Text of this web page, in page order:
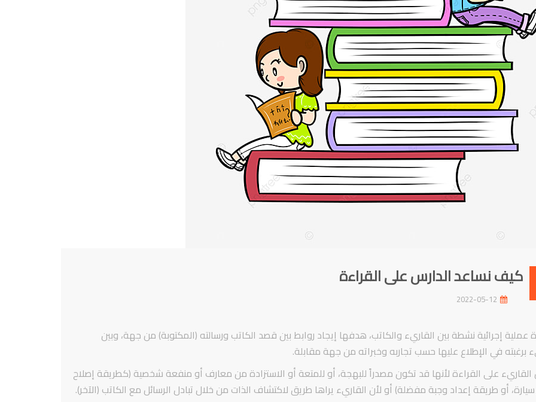
كيف نساعد الدارس على القراءة
2022-05-12
عملية إجرائية نشطة بين القاريء والكاتب، هدفها إيجاد روابط بين قصد الكاتب ورسالته (المكتوبة) من جهة، وبين
برغبته في الإطلاع عليها حسب تجاربه وخبراته من جهة مقابلة.
القاريء على القراءة لأنها قد تكون مصدراً للبهجة، أو للمتعة أو الاستزادة من معارف أو منفعة شخصية (كطريقة إصلاح
أو طريقة إعداد وجبة مفضلة) أو لأن القاريء يراها طريق لاكتشاف الذات من خلال تبادل الرسائل مع الكاتب (الآخر).